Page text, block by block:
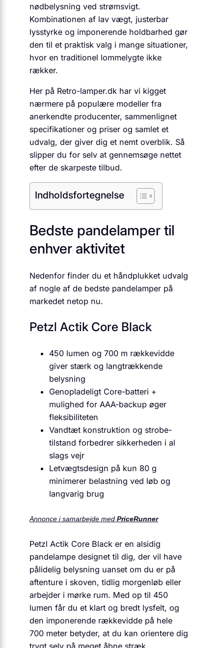
nødbelysning ved strømsvigt.
Kombinationen af lav vægt, justerbar
lysstyrke og imponerende holdbarhed gør
den til et praktisk valg i mange situationer,
hvor en traditionel lommelygte ikke
rækker.
Her på Retro-lamper.dk har vi kigget
nærmere på populære modeller fra
anerkendte producenter, sammenlignet
specifikationer og priser og samlet et
udvalg, der giver dig et nemt overblik. Så
slipper du for selv at gennemsøge nettet
efter de skarpeste tilbud.
Indholdsfortegnelse
Bedste pandelamper til
enhver aktivitet
Nedenfor finder du et håndplukket udvalg
af nogle af de bedste pandelamper på
markedet netop nu.
Petzl Actik Core Black
450 lumen og 700 m rækkevidde
giver stærk og langtrækkende
belysning
Genopladeligt Core-batteri +
mulighed for AAA-backup øger
fleksibiliteten
Vandtæt konstruktion og strobe-
tilstand forbedrer sikkerheden i al
slags vejr
Letvægtsdesign på kun 80 g
minimerer belastning ved løb og
langvarig brug
Annonce i samarbejde med PriceRunner
Petzl Actik Core Black er en alsidig
pandelampe designet til dig, der vil have
pålidelig belysning uanset om du er på
aftenture i skoven, tidlig morgenløb eller
arbejder i mørke rum. Med op til 450
lumen får du et klart og bredt lysfelt, og
den imponerende rækkevidde på hele
700 meter betyder, at du kan orientere dig